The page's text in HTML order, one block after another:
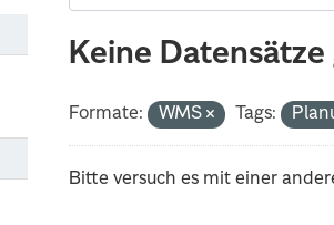
Keine
Formate: WMS Tags:
Bitte versuch es mit einer